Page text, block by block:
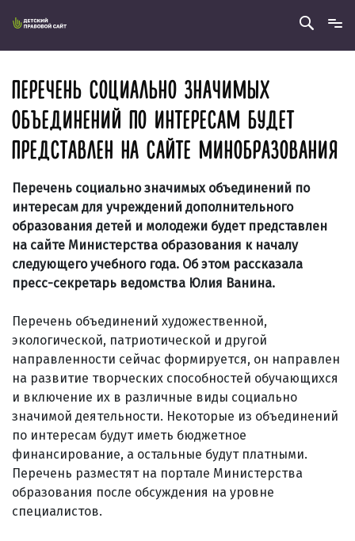
ПЕРЕЧЕНЬ СОЦИАЛЬНО ЗНАЧИМЫХ
ОБЪЕДИНЕНИЙ ПО ИНТЕРЕСАМ БУДЕТ
ПРЕДСТАВЛЕН НА САЙТЕ МИНОБРАЗОВАНИЯ
Перечень социально значимых объединений по
интересам для учреждений дополнительного
образования детей и молодежи будет представлен
на сайте Министерства образования к началу
следующего учебного года. Об этом рассказала
пресс-секретарь ведомства Юлия Ванина.
Перечень объединений художественной,
экологической, патриотической и другой
направленности сейчас формируется, он направлен
на развитие творческих способностей обучающихся
и включение их в различные виды социально
значимой деятельности. Некоторые из объединений
по интересам будут иметь бюджетное
финансирование, а остальные будут платными.
Перечень разместят на портале Министерства
образования после обсуждения на уровне
специалистов.